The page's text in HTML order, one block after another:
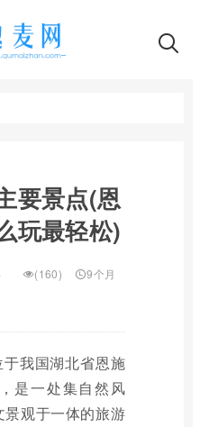
要景点(恩
玩最轻松)
(160)
9个月
我国湖北省恩施
是一处集自然风
观于一体的旅游